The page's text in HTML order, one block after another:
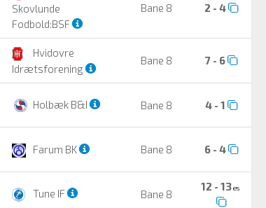
Skovlunde
Fodbold:BSF
Bane 8 2 - 4
Hvidovre
Idrætsforening
Bane 8 7 - 6
Holbæk B&I Bane 8 4 - 1
Farum BK Bane 8 6 - 4
Tune IF Bane 8
12 - 13es